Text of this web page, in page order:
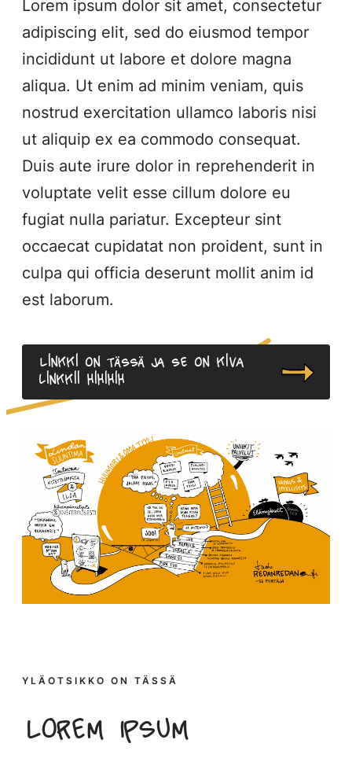
Lorem ipsum dolor sit amet, consectetur
adipiscing elit, sed do eiusmod tempor
incididunt ut labore et dolore magna
aliqua. Ut enim ad minim veniam, quis
nostrud exercitation ullamco laboris nisi
ut aliquip ex ea commodo consequat.
Duis aute irure dolor in reprehenderit in
voluptate velit esse cillum dolore eu
fugiat nulla pariatur. Excepteur sint
occaecat cupidatat non proident, sunt in
culpa qui officia deserunt mollit anim id
est laborum.
Linkki on tässä ja se on kiva
linkkii hihihih
YLÄOTSIKKO ON TÄSSÄ
Lorem ipsum